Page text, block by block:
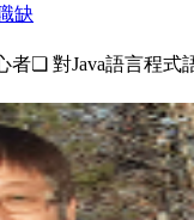
缺
者❏ 對Java語言程